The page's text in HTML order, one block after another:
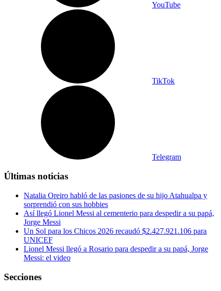
YouTube
TikTok
Telegram
Últimas noticias
Natalia Oreiro habló de las pasiones de su hijo Atahualpa y
sorprendió con sus hobbies
Así llegó Lionel Messi al cementerio para despedir a su papá,
Jorge Messi
Un Sol para los Chicos 2026 recaudó $2.427.921.106 para
UNICEF
Lionel Messi llegó a Rosario para despedir a su papá, Jorge
Messi: el video
Secciones